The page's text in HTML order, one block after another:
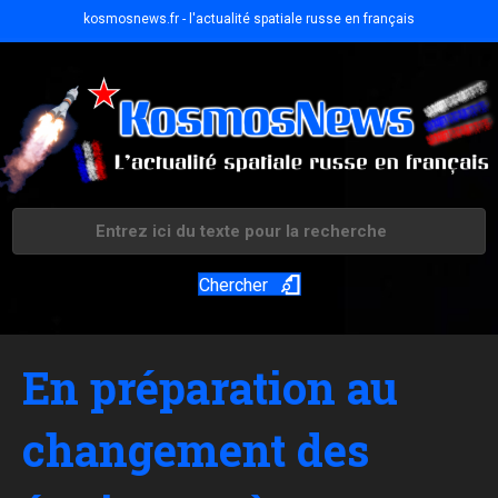
kosmosnews.fr - l'actualité spatiale russe en français
Chercher
En préparation au
changement des